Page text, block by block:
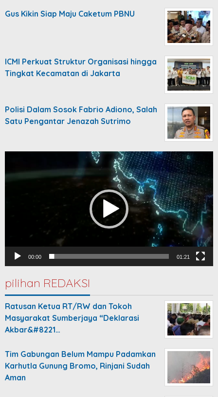
Gus Kikin Siap Maju Caketum PBNU
ICMI Perkuat Struktur Organisasi hingga
Tingkat Kecamatan di Jakarta
Polisi Dalam Sosok Fabrio Adiono, Salah
Satu Pengantar Jenazah Sutrimo
00:00 01:21
pilihan REDAKSI
Ratusan Ketua RT/RW dan Tokoh
Masyarakat Sumberjaya “Deklarasi
Akbar&#8221…
Tim Gabungan Belum Mampu Padamkan
Karhutla Gunung Bromo, Rinjani Sudah
Aman